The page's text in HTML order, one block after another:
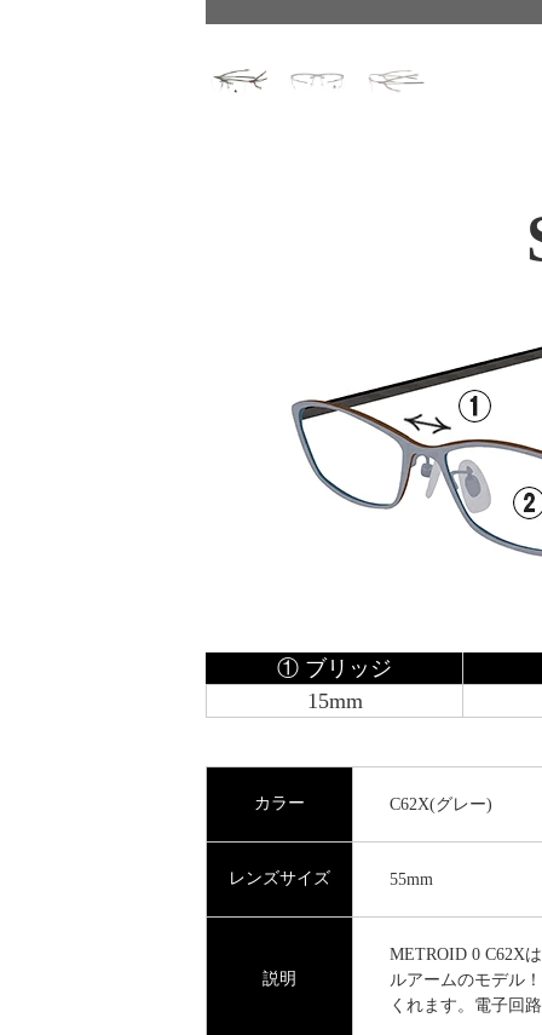
① ブリッジ
15mm
カラー C62X(グレー)
レンズサイズ 55mm
説明
METROID 0 C62X
ルアームのモデル
くれます。電子回